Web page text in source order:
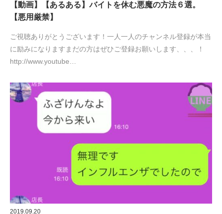
【動画】【あるある】バイトを休む悪魔の方法６選。
【悪用厳禁】
ご視聴ありがとうございます！一人一人のチャンネル登録が本当
に励みになりますまだの方はぜひご登録お願いします、、、！
http://www.youtube…
2019.09.20